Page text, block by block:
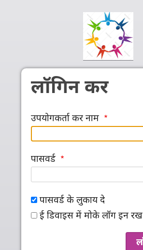
लॉगिन कर
उपयोगकर्ता कर नाम
पासवर्ड
पासवर्ड के लुकाय दे
ई डिवाइस में मोके लॉग इन रख